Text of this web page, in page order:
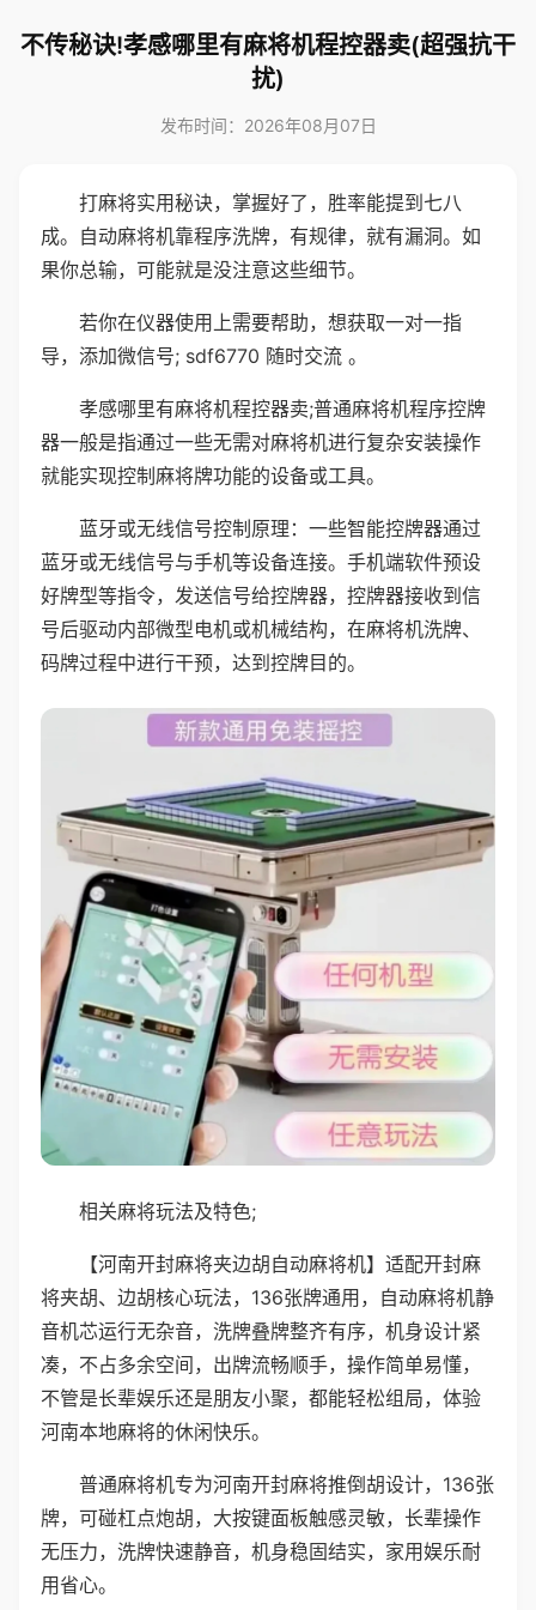
不传秘诀!孝感哪里有麻将机程控器卖(超强抗干
扰)
发布时间：2026年08月07日
打麻将实用秘诀，掌握好了，胜率能提到七八
成。自动麻将机靠程序洗牌，有规律，就有漏洞。如
果你总输，可能就是没注意这些细节。
若你在仪器使用上需要帮助，想获取一对一指
导，添加微信号; sdf6770 随时交流 。
孝感哪里有麻将机程控器卖;普通麻将机程序控牌
器一般是指通过一些无需对麻将机进行复杂安装操作
就能实现控制麻将牌功能的设备或工具。
蓝牙或无线信号控制原理：一些智能控牌器通过
蓝牙或无线信号与手机等设备连接。手机端软件预设
好牌型等指令，发送信号给控牌器，控牌器接收到信
号后驱动内部微型电机或机械结构，在麻将机洗牌、
码牌过程中进行干预，达到控牌目的。
相关麻将玩法及特色;
【河南开封麻将夹边胡自动麻将机】适配开封麻
将夹胡、边胡核心玩法，136张牌通用，自动麻将机静
音机芯运行无杂音，洗牌叠牌整齐有序，机身设计紧
凑，不占多余空间，出牌流畅顺手，操作简单易懂，
不管是长辈娱乐还是朋友小聚，都能轻松组局，体验
河南本地麻将的休闲快乐。
普通麻将机专为河南开封麻将推倒胡设计，136张
牌，可碰杠点炮胡，大按键面板触感灵敏，长辈操作
无压力，洗牌快速静音，机身稳固结实，家用娱乐耐
用省心。